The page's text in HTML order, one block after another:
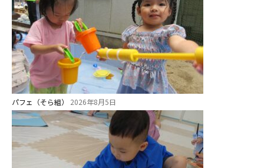
パフェ（そら組） 2026年8月5日